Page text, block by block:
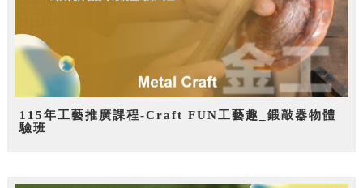
115年工藝推廣課程-Craft FUN工藝趣_鍛敲器物體
驗班